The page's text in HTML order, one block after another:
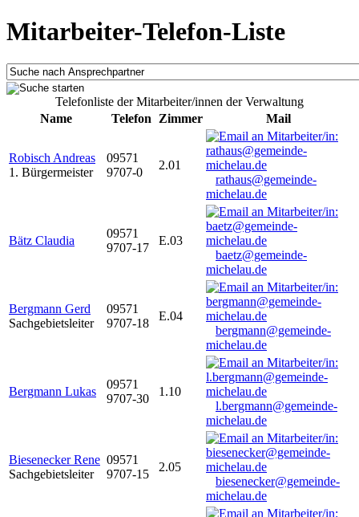
Mitarbeiter-Telefon-Liste
Telefonliste der Mitarbeiter/innen der Verwaltung
Name
Telefon Zimmer Mail
Robisch Andreas
1. Bürgermeister
09571
9707-0
2.01
rathaus@gemeinde-
michelau.de
Bätz Claudia
09571
9707-17
E.03
baetz@gemeinde-
michelau.de
Bergmann Gerd
Sachgebietsleiter
09571
9707-18
E.04
bergmann@gemeinde-
michelau.de
Bergmann Lukas
09571
9707-30
1.10
l.bergmann@gemeinde-
michelau.de
Biesenecker Rene
Sachgebietsleiter
09571
9707-15
2.05
biesenecker@gemeinde-
michelau.de